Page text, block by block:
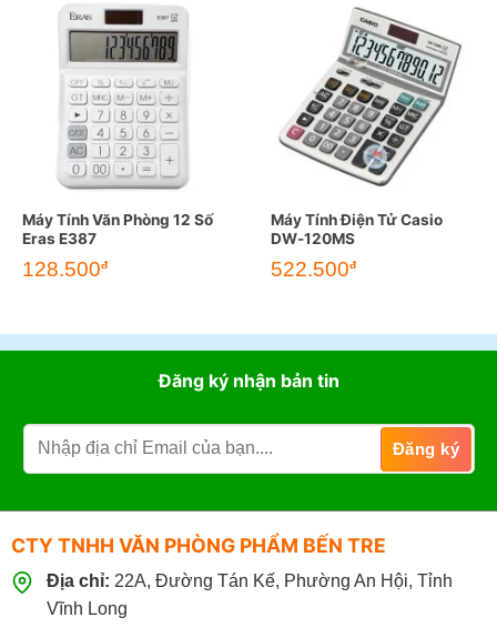
Máy Tính Văn Phòng 12 Số
Eras E387
128.500đ
Máy Tính Điện Tử Casio
DW-120MS
522.500đ
Đăng ký nhận bản tin
CTY TNHH VĂN PHÒNG PHẨM BẾN TRE
Địa chỉ: 22A, Đường Tán Kế, Phường An Hội, Tỉnh
Vĩnh Long